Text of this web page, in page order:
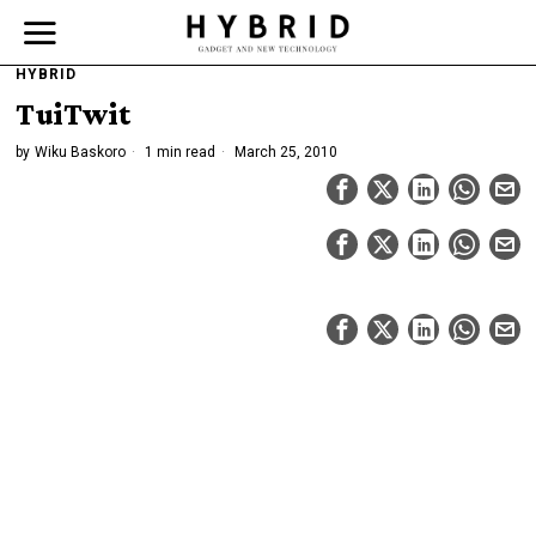
HYBRID
TuiTwit
by Wiku Baskoro 1 min read March 25, 2010